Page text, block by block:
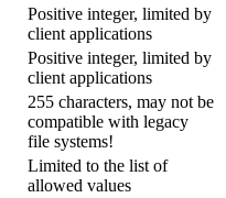
Positive integer, limited by
client applications
Positive integer, limited by
client applications
255 characters, may not be
compatible with legacy
file systems!
Limited to the list of
allowed values